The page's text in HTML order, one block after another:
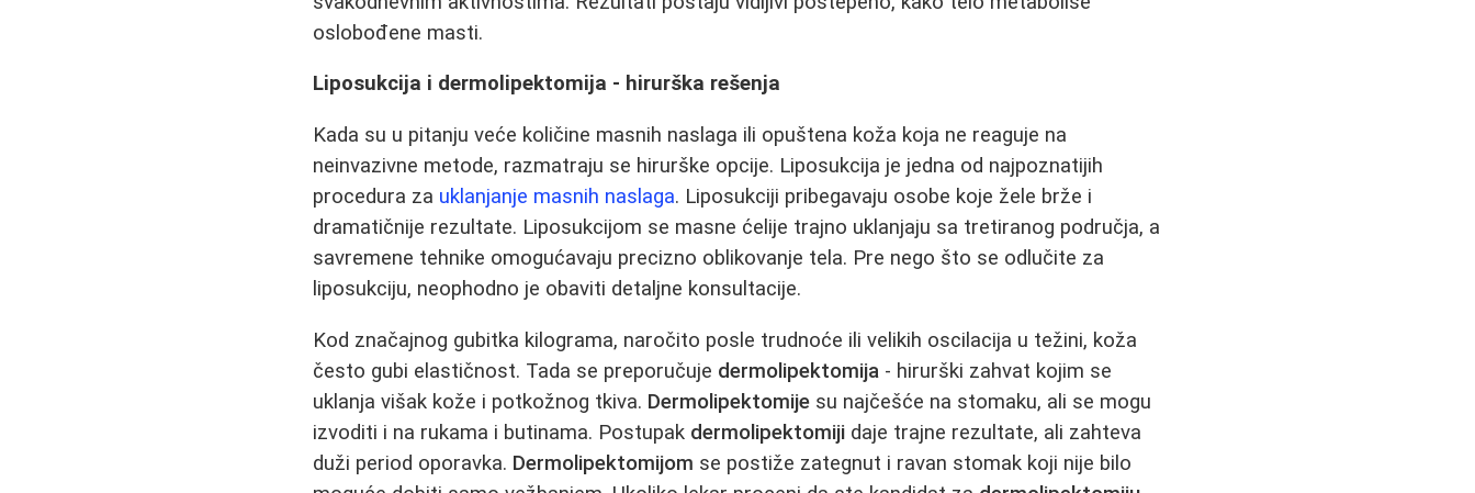
oslobođene masti.
Liposukcija i dermolipektomija - hirurška rešenja
Kada su u pitanju veće količine masnih naslaga ili opuštena koža koja ne reaguje na
neinvazivne metode, razmatraju se hirurške opcije. Liposukcija je jedna od najpoznatijih
procedura za uklanjanje masnih naslaga. Liposukciji pribegavaju osobe koje žele brže i
dramatičnije rezultate. Liposukcijom se masne ćelije trajno uklanjaju sa tretiranog područja, a
savremene tehnike omogućavaju precizno oblikovanje tela. Pre nego što se odlučite za
liposukciju, neophodno je obaviti detaljne konsultacije.
Kod značajnog gubitka kilograma, naročito posle trudnoće ili velikih oscilacija u težini, koža
često gubi elastičnost. Tada se preporučuje dermolipektomija - hirurški zahvat kojim se
uklanja višak kože i potkožnog tkiva. Dermolipektomije su najčešće na stomaku, ali se mogu
izvoditi i na rukama i butinama. Postupak dermolipektomiji daje trajne rezultate, ali zahteva
duži period oporavka. Dermolipektomijom se postiže zategnut i ravan stomak koji nije bilo